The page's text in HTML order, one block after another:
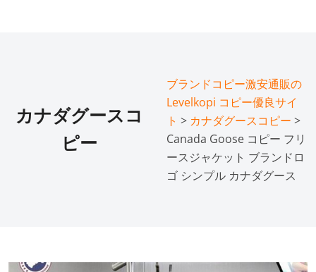
カナダグースコ
ピー
ブランドコピー激安通販の
Levelkopi コピー優良サイ
ト > カナダグースコピー >
Canada Goose コピー フリ
ースジャケット ブランドロ
ゴ シンプル カナダグース